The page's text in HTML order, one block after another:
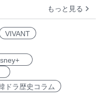
もっと見る
VIVANT
ドラ歴史コラム